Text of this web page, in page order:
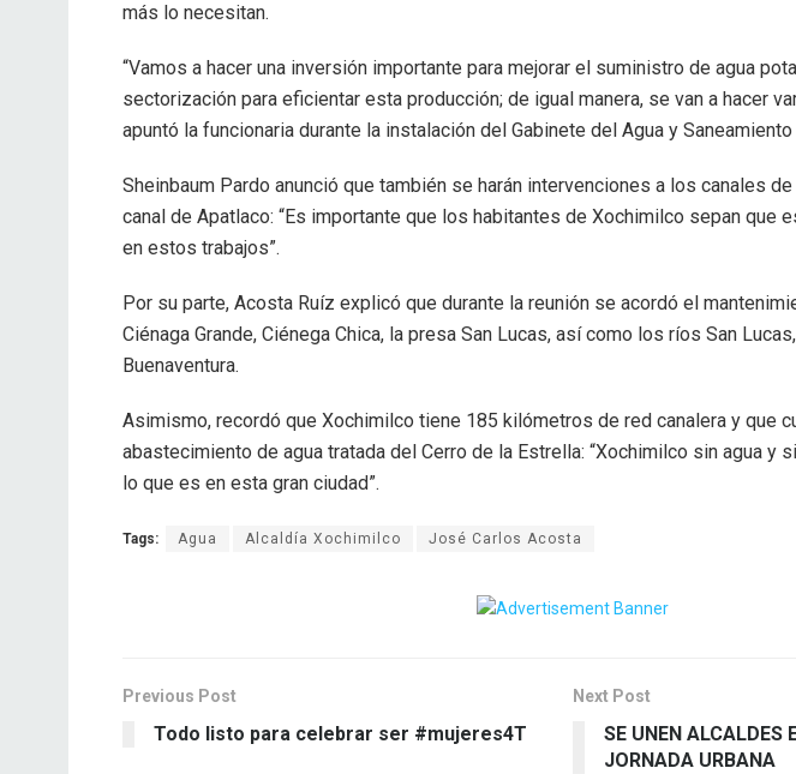
más lo necesitan.
“Vamos a hacer una inversión importante para mejorar el suministro de agua
sectorización para eficientar esta producción; de igual manera, se van a hacer
apuntó la funcionaria durante la instalación del Gabinete del Agua y
Sheinbaum Pardo anunció que también se harán intervenciones a los canales
canal de Apatlaco: “Es importante que los habitantes de Xochimilco sepan que
en estos trabajos”.
Por su parte, Acosta Ruíz explicó que durante la reunión se acordó el
Ciénaga Grande, Ciénega Chica, la presa San Lucas, así como los ríos San
Buenaventura.
Asimismo, recordó que Xochimilco tiene 185 kilómetros de red canalera y que
abastecimiento de agua tratada del Cerro de la Estrella: “Xochimilco sin agua y
lo que es en esta gran ciudad”.
Tags: Agua Alcaldía Xochimilco José Carlos Acosta
Previous Post
Todo listo para celebrar ser #mujeres4T
Next Post
SE UNEN ALCALDES
JORNADA URBANA